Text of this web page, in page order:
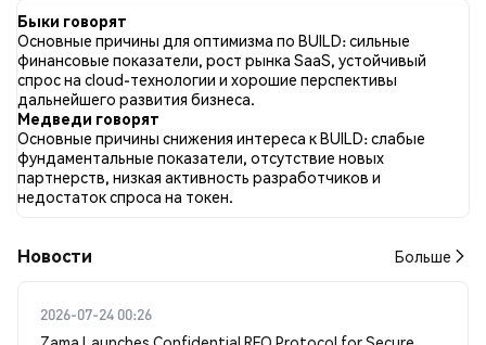
BUILD во всех социальных сетях было Бычий. Всего было
опубликовано 0 новостных статей о BUILD. В Twitter 87.50%
твитов имели бычий настрой по сравнению с 12.50% твитов с
медвежьим настроем по BUILD. 0.00% твитов были
нейтральными по отношению к BUILD. Эти данные основаны
на 8 твитах.
Быки говорят
Основные причины для оптимизма по BUILD: сильные
финансовые показатели, рост рынка SaaS, устойчивый
спрос на cloud-технологии и хорошие перспективы
дальнейшего развития бизнеса.
Медведи говорят
Основные причины снижения интереса к BUILD: слабые
фундаментальные показатели, отсутствие новых
партнерств, низкая активность разработчиков и
недостаток спроса на токен.
Новости Больше
2026-07-24 00:26